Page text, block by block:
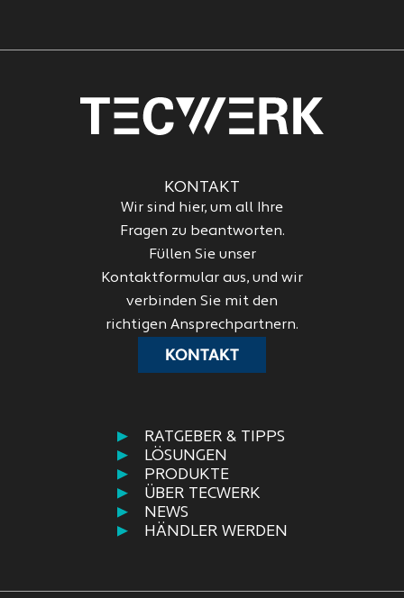
RATGEBER & TIPPS
LÖSUNGEN
PRODUKTE
ÜBER TECWERK
NEWS
HÄNDLER WERDEN
KONTAKT
Wir sind hier, um all Ihre
Fragen zu beantworten.
Füllen Sie unser
Kontaktformular aus, und wir
verbinden Sie mit den
richtigen Ansprechpartnern.
KONTAKT